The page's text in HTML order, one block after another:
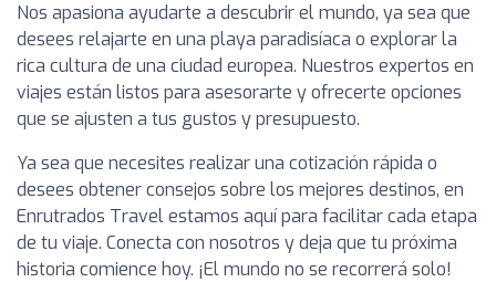
Nos apasiona ayudarte a descubrir el mundo, ya sea que
desees relajarte en una playa paradisíaca o explorar la
rica cultura de una ciudad europea. Nuestros expertos en
viajes están listos para asesorarte y ofrecerte opciones
que se ajusten a tus gustos y presupuesto.
Ya sea que necesites realizar una cotización rápida o
desees obtener consejos sobre los mejores destinos, en
Enrutrados Travel estamos aquí para facilitar cada etapa
de tu viaje. Conecta con nosotros y deja que tu próxima
historia comience hoy. ¡El mundo no se recorrerá solo!